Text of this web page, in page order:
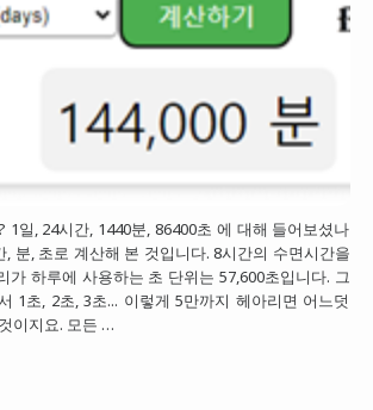
1일, 24시간, 1440분, 86400초 에 대해 들어보셨나
, 분, 초로 계산해 본 것입니다. 8시간의 수면시간을
가 하루에 사용하는 초 단위는 57,600초입니다. 그
1초, 2초, 3초... 이렇게 5만까지 헤아리면 어느덧
이지요. 모든 …